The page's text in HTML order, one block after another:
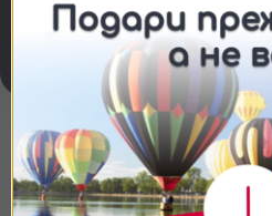
Разстояние: от София
Пловдив около 2 часа,
часа, от Бургас около
Повече
Какво включва
Съгласие
Ние използваме бисквитки.
бисквитки и подобни
работата на уебсайта, да
изживяването ви, да